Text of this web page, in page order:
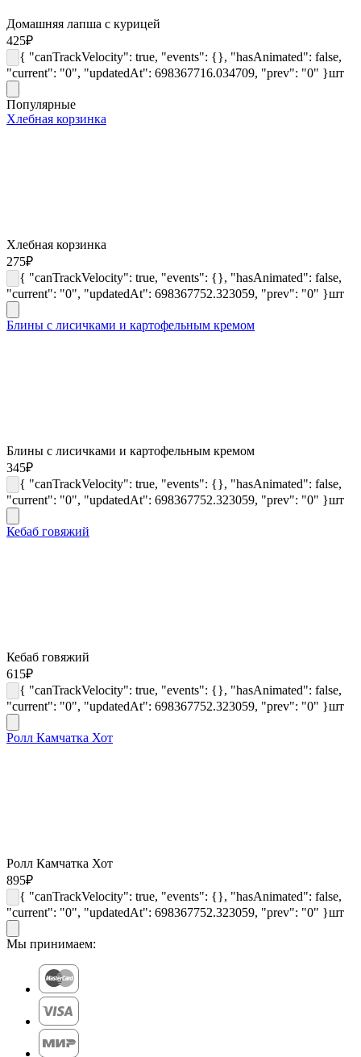
Домашняя лапша с курицей
425₽
{ "canTrackVelocity": true, "events": {}, "hasAnimated": false,
"current": "0", "updatedAt": 698367716.034709, "prev": "0" }шт
Популярные
Хлебная корзинка
Хлебная корзинка
275₽
{ "canTrackVelocity": true, "events": {}, "hasAnimated": false,
"current": "0", "updatedAt": 698367752.323059, "prev": "0" }шт
Блины с лисичками и картофельным кремом
Блины с лисичками и картофельным кремом
345₽
{ "canTrackVelocity": true, "events": {}, "hasAnimated": false,
"current": "0", "updatedAt": 698367752.323059, "prev": "0" }шт
Кебаб говяжий
Кебаб говяжий
615₽
{ "canTrackVelocity": true, "events": {}, "hasAnimated": false,
"current": "0", "updatedAt": 698367752.323059, "prev": "0" }шт
Ролл Камчатка Хот
Ролл Камчатка Хот
895₽
{ "canTrackVelocity": true, "events": {}, "hasAnimated": false,
"current": "0", "updatedAt": 698367752.323059, "prev": "0" }шт
Мы принимаем: